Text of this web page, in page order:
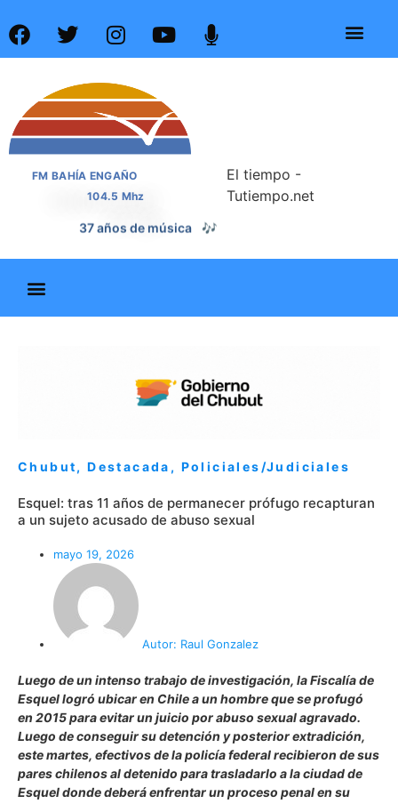
FM BAHÍA ENGAÑO
104.5 Mhz
37 años de noticias 📰
El tiempo -
Tutiempo.net
Chubut,Destacada , Policiales/Judiciales
Esquel: tras 11 años de permanecer prófugo recapturan
a un sujeto acusado de abuso sexual
mayo 19, 2026
Autor: Raul Gonzalez
Luego de un intenso trabajo de investigación, la Fiscalía de
Esquel logró ubicar en Chile a un hombre que se profugó
en 2015 para evitar un juicio por abuso sexual agravado.
Luego de conseguir su detención y posterior extradición,
este martes, efectivos de la policía federal recibieron de sus
pares chilenos al detenido para trasladarlo a la ciudad de
Esquel donde deberá enfrentar un proceso penal en su